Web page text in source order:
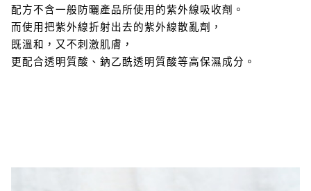
配方不含一般防曬產品所使用的紫外線吸收劑。
而使用把紫外線折射出去的紫外線散亂劑，
既溫和，又不刺激肌膚，
更配合透明質酸、鈉乙酰透明質酸等高保濕成分。